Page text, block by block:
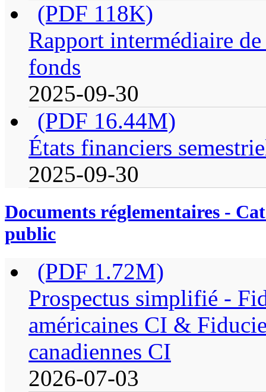
(PDF 118K)
Rapport intermédiaire
fonds
2025-09-30
(PDF 16.44M)
États financiers
2025-09-30
Documents réglementaires -
public
(PDF 1.72M)
Prospectus simplifié -
américaines CI &
canadiennes CI
2026-07-03